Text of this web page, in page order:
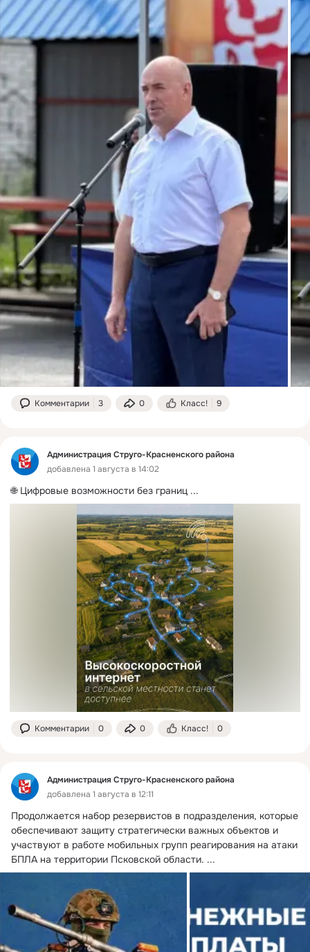
Комментарии 3 0 Класс! 9
Администрация Струго-Красненского района
добавлена 1 августа в 14:02
🌐 Цифровые возможности без границ ...
Комментарии 0 0 Класс! 0
Администрация Струго-Красненского района
добавлена 1 августа в 12:11
Продолжается набор резервистов в подразделения, которые
обеспечивают защиту стратегически важных объектов и
участвуют в работе мобильных групп реагирования на атаки
БПЛА на территории Псковской области. ...